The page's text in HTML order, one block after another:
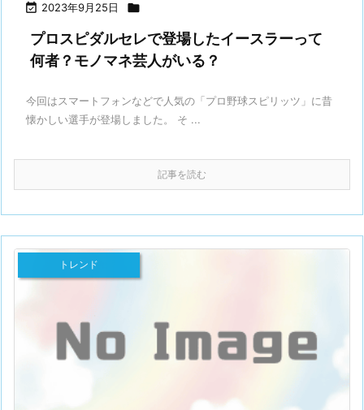
 2023年9月25日 
プロスピダルセレで登場したイースラーって
何者？モノマネ芸人がいる？
今回はスマートフォンなどで人気の「プロ野球スピリッツ」に昔
懐かしい選手が登場しました。 そ ...
記事を読む
トレンド